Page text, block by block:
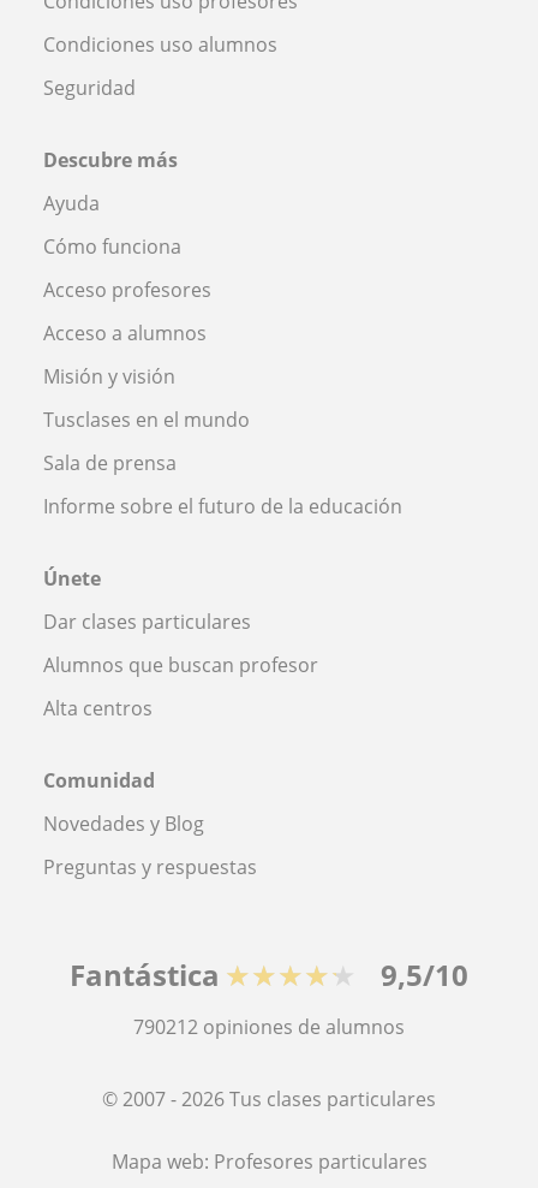
Condiciones uso alumnos
Seguridad
Descubre más
Ayuda
Cómo funciona
Acceso profesores
Acceso a alumnos
Misión y visión
Tusclases en el mundo
Sala de prensa
Informe sobre el futuro de la educación
Únete
Dar clases particulares
Alumnos que buscan profesor
Alta centros
Comunidad
Novedades y Blog
Preguntas y respuestas
Fantástica ★★★★★ 9,5/10
790212 opiniones de alumnos
© 2007 - 2026 Tus clases particulares
Mapa web: Profesores particulares